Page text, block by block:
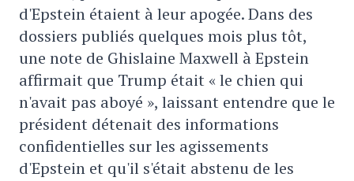
d'Epstein étaient à leur apogée. Dans des
dossiers publiés quelques mois plus tôt,
une note de Ghislaine Maxwell à Epstein
affirmait que Trump était « le chien qui
n'avait pas aboyé », laissant entendre que le
président détenait des informations
confidentielles sur les agissements
d'Epstein et qu'il s'était abstenu de les